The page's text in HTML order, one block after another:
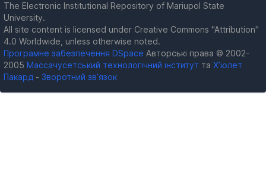
The Electronic Institutional Repository of Mariupol State
University.
All site content is licensed under Creative Commons "Attribution"
4.0 Worldwide, unless otherwise noted.
Програмне забезпечення DSpace Авторські права © 2002-
2005 Массачусетський технологічний інститут та Х’юлет
Пакард - Зворотний зв’язок